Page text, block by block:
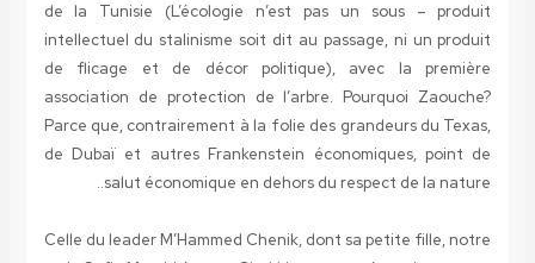
de la Tunisie (L’écologie n’est pas un sous – produit
intellectuel du stalinisme soit dit au passage, ni un produit
de flicage et de décor politique), avec la première
association de protection de l’arbre. Pourquoi Zaouche?
Parce que, contrairement à la folie des grandeurs du Texas,
de Dubaï et autres Frankenstein économiques, point de
salut économique en dehors du respect de la nature..
Celle du leader M’Hammed Chenik, dont sa petite fille, notre